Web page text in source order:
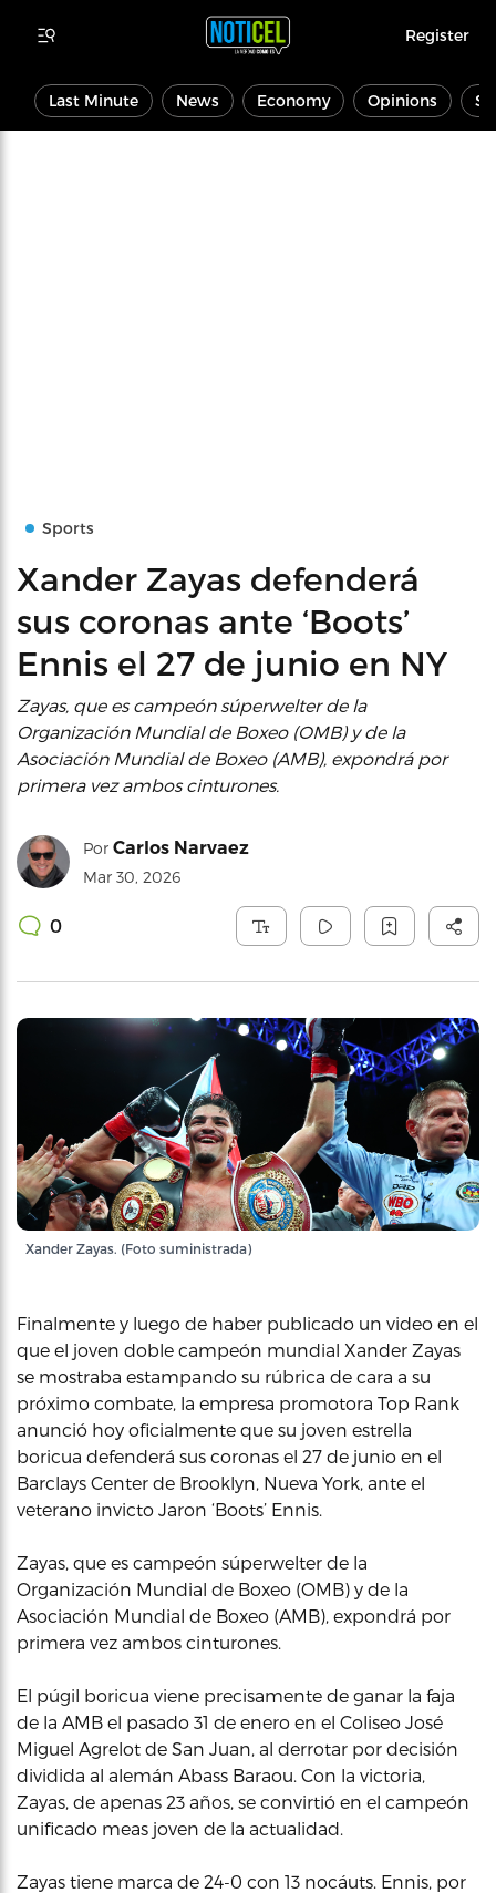
Register
Last Minute News Economy Opinions
Sports
Xander Zayas defenderá
sus coronas ante ‘Boots’
Ennis el 27 de junio en NY
Zayas, que es campeón súperwelter de la
Organización Mundial de Boxeo (OMB) y de la
Asociación Mundial de Boxeo (AMB), expondrá por
primera vez ambos cinturones.
Por Carlos Narvaez
Mar 30, 2026
0
Xander Zayas. (Foto suministrada)
Finalmente y luego de haber publicado un video en el
que el joven doble campeón mundial Xander Zayas
se mostraba estampando su rúbrica de cara a su
próximo combate, la empresa promotora Top Rank
anunció hoy oficialmente que su joven estrella
boricua defenderá sus coronas el 27 de junio en el
Barclays Center de Brooklyn, Nueva York, ante el
veterano invicto Jaron ‘Boots’ Ennis.
Zayas, que es campeón súperwelter de la
Organización Mundial de Boxeo (OMB) y de la
Asociación Mundial de Boxeo (AMB), expondrá por
primera vez ambos cinturones.
El púgil boricua viene precisamente de ganar la faja
de la AMB el pasado 31 de enero en el Coliseo José
Miguel Agrelot de San Juan, al derrotar por decisión
dividida al alemán Abass Baraou. Con la victoria,
Zayas, de apenas 23 años, se convirtió en el campeón
unificado meas joven de la actualidad.
Zayas tiene marca de 24-0 con 13 nocáuts. Ennis, por